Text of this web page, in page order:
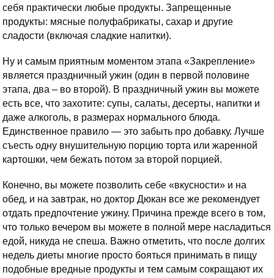
себя практически любые продукты. Запрещенные
продукты: мясные полуфабрикаты, сахар и другие
сладости (включая сладкие напитки).
Ну и самым приятным моментом этапа «Закрепление»
является праздничный ужин (один в первой половине
этапа, два – во второй). В праздничный ужин вы можете
есть все, что захотите: супы, салаты, десерты, напитки и
даже алкоголь, в размерах нормального блюда.
Единственное правило — это забыть про добавку. Лучше
съесть одну внушительную порцию торта или жаренной
картошки, чем бежать потом за второй порцией.
Конечно, вы можете позволить себе «вкусности» и на
обед, и на завтрак, но доктор Дюкан все же рекомендует
отдать предпочтение ужину. Причина прежде всего в том,
что только вечером вы можете в полной мере насладиться
едой, никуда не спеша. Важно отметить, что после долгих
недель диеты многие просто бояться принимать в пищу
подобные вредные продукты и тем самым сокращают их